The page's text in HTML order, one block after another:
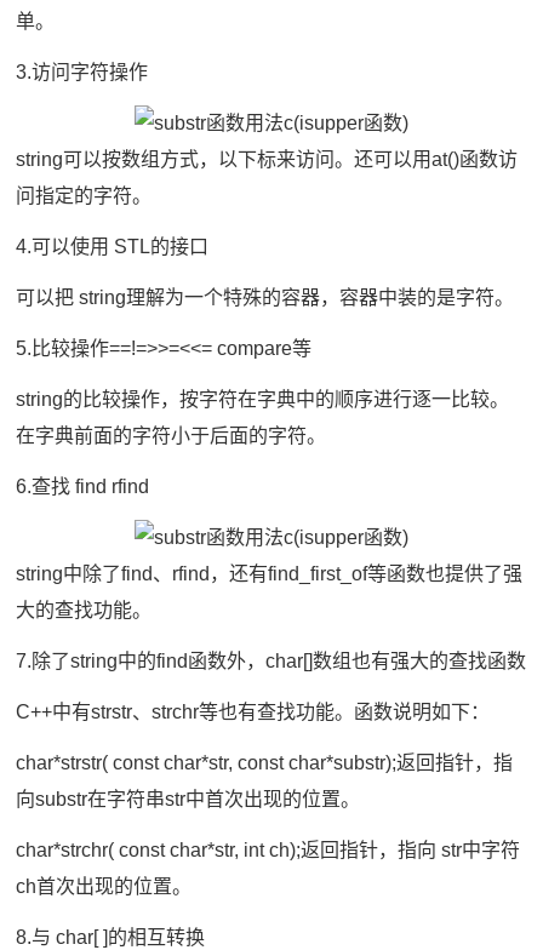
单。
3.访问字符操作
string可以按数组方式，以下标来访问。还可以用at()函数访
问指定的字符。
4.可以使用 STL的接口
可以把 string理解为一个特殊的容器，容器中装的是字符。
5.比较操作==!=>>=<<= compare等
string的比较操作，按字符在字典中的顺序进行逐一比较。
在字典前面的字符小于后面的字符。
6.查找 find rfind
string中除了find、rfind，还有find_first_of等函数也提供了强
大的查找功能。
7.除了string中的find函数外，char[]数组也有强大的查找函数
C++中有strstr、strchr等也有查找功能。函数说明如下：
char*strstr( const char*str, const char*substr);返回指针，指
向substr在字符串str中首次出现的位置。
char*strchr( const char*str, int ch);返回指针，指向 str中字符
ch首次出现的位置。
8.与 char[ ]的相互转换